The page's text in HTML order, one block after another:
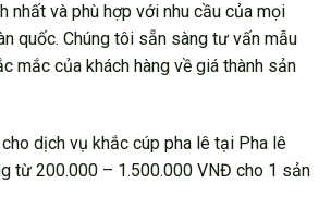
nhất và phù hợp với nhu cầu của mọi
quốc. Chúng tôi sẵn sàng tư vấn mẫu
mắc của khách hàng về giá thành sản
dịch vụ khắc cúp pha lê tại Pha lê
từ 200.000 – 1.500.000 VNĐ cho 1 sản